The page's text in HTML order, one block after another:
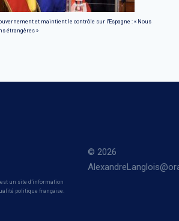
et maintient le contrôle sur l'Espagne : « Nous
étrangères »
un site d’information
politique française.
© 2026